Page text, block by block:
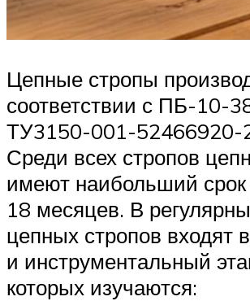
Цепные стропы
соответствии с ПБ-10-
ТУ3150-001-52466920-
Среди всех стропов
имеют наибольший
18 месяцев. В
цепных стропов входят
и инструментальный
которых изучаются: